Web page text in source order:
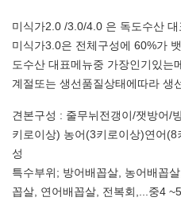
미식가2.0 /3.0/4.0 은 독도수산
미식가3.0은 전체구성에 60%가
도수산 대표메뉴중 가장인기있는
계절또는 생선품질상태에따라 생
견본구성 : 줄무뉘전갱이/잿방어/
키로이상) 농어(3키로이상)연어
성
특수부위; 방어배꼽살, 농어배꼽
꼽살, 연어배꼽살, 전복회,...중4